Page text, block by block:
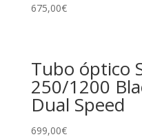
675,00€
Tubo óptico
250/1200
Dual Speed
699,00€